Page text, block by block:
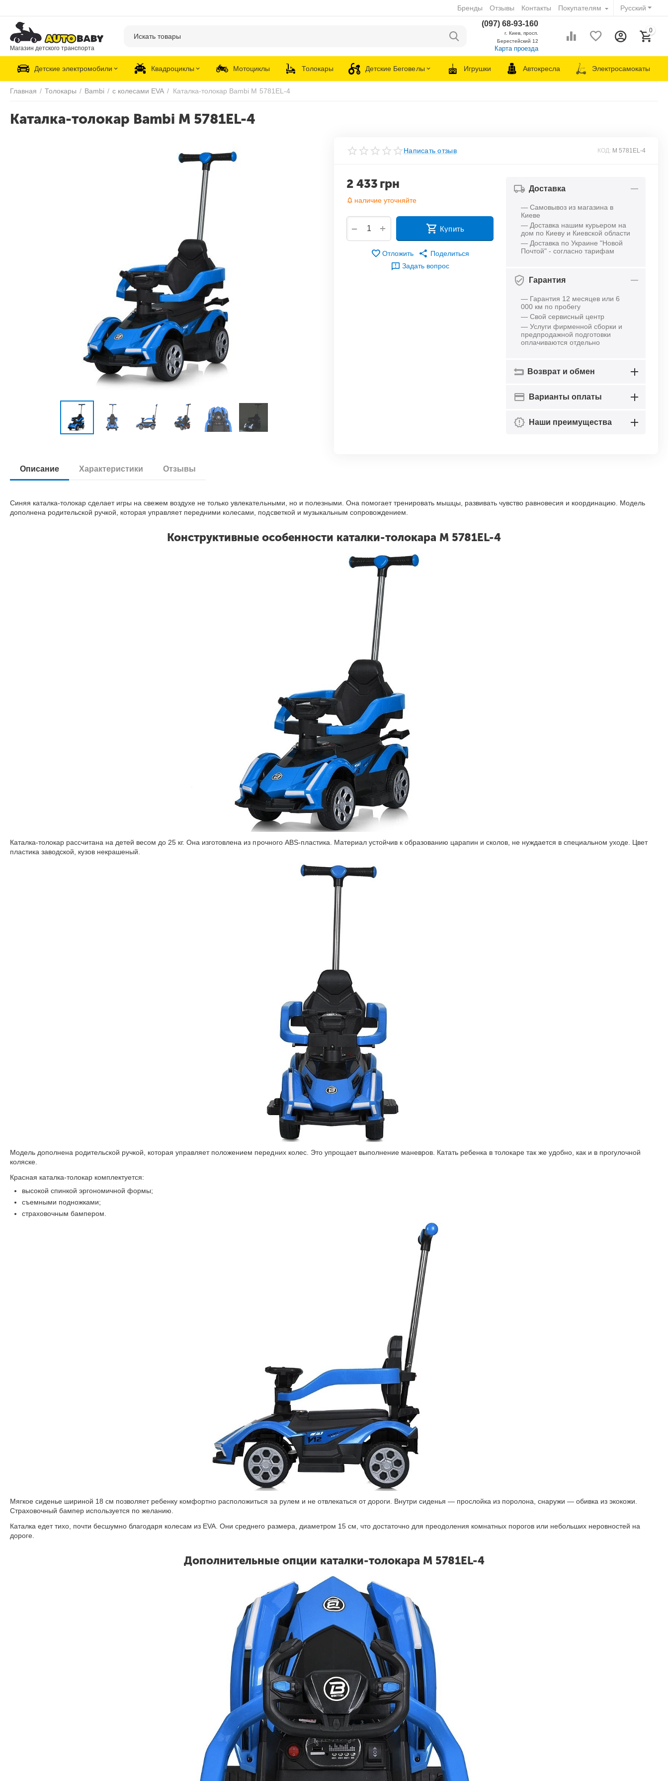
Русский
Бренды Отзывы Контакты Покупателям
Магазин детского транспорта
(097) 68-93-160
г. Киев, просп.
Берестейский 12
Карта проезда
0
Детские электромобили Квадроциклы Мотоциклы Толокары Детские Беговелы Игрушки Автокресла Электросамокаты
Главная / Толокары / Bambi / с колесами EVA / Каталка-толокар Bambi M 5781EL-4
Каталка-толокар Bambi M 5781EL-4
Написать отзыв КОД: M 5781EL-4
2 433 грн
наличие уточняйте
+
− Купить
Отложить
Поделиться
Задать вопрос
Доставка
— Самовывоз из магазина в
Киеве
— Доставка нашим курьером на
дом по Киеву и Киевской области
— Доставка по Украине "Новой
Почтой" - согласно тарифам
Гарантия
— Гарантия 12 месяцев или 6
000 км по пробегу
— Свой сервисный центр
— Услуги фирменной сборки и
предпродажной подготовки
оплачиваются отдельно
Возврат и обмен
Варианты оплаты
Наши преимущества
Описание Характеристики Отзывы
Синяя каталка-толокар сделает игры на свежем воздухе не только увлекательными, но и полезными. Она помогает тренировать мышцы, развивать чувство равновесия и координацию. Модель
дополнена родительской ручкой, которая управляет передними колесами, подсветкой и музыкальным сопровождением.
Конструктивные особенности каталки-толокара M 5781EL-4
Каталка-толокар рассчитана на детей весом до 25 кг. Она изготовлена из прочного ABS-пластика
Материал устойчив к образованию царапин и сколов, не нуждается в специальном уходе. Цвет
пластика заводской, кузов некрашеный.
Модель дополнена родительской ручкой, которая управляет положением передних колес. Это упрощает выполнение маневров. Катать ребенка в толокаре так же удобно, как и в прогулочной
коляске.
Красная каталка-толокар комплектуется:
высокой спинкой эргономичной формы;
съемными подножками;
страховочным бампером.
Мягкое сиденье шириной 18 см позволяет ребенку комфортно расположиться за рулем и не отвлекаться от дороги. Внутри сиденья — прослойка из поролона, снаружи — обивка из экокожи.
Страховочный бампер используется по желанию.
Каталка едет тихо, почти бесшумно благодаря колесам из EVA. Они среднего размера, диаметром 15 см, что достаточно для преодоления комнатных порогов или небольших неровностей на
дороге.
Дополнительные опции каталки-толокара M 5781EL-4